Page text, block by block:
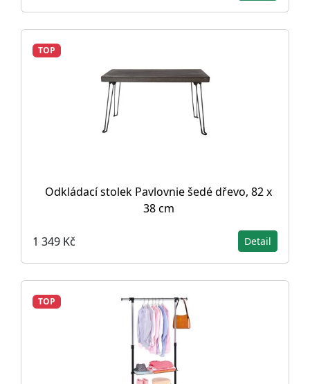
TOP
Odkládací stolek Pavlovnie šedé dřevo, 82 x
38 cm
1 349 Kč Detail
TOP